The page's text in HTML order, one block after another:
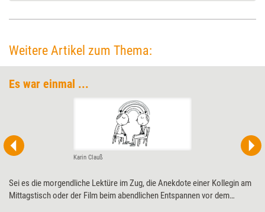
Weitere Artikel zum Thema:
Es war einmal ...
Karin Clauß
Sei es die morgendliche Lektüre im Zug, die Anekdote einer Kollegin am
Mittagstisch oder der Film beim abendlichen Entspannen vor dem